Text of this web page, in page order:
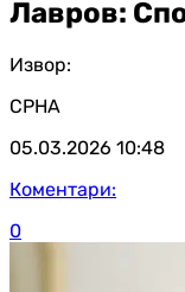
Лавров:
Извор:
СРНА
05.03.2026 10:48
Коментари:
0